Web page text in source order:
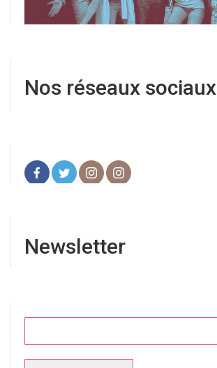
Nos réseaux sociaux
Newsletter